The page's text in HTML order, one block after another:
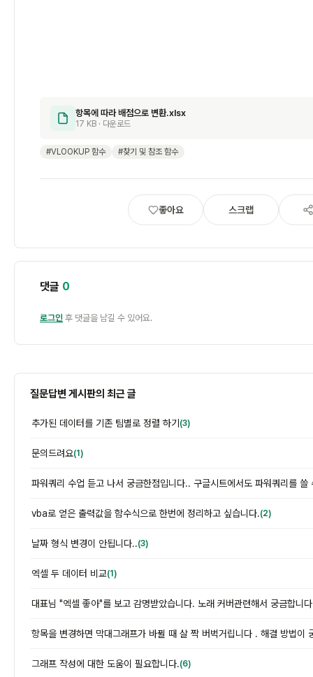
항목에 따라 배점으로 변환.xlsx
17 KB · 다운로드
#VLOOKUP 함수 #찾기 및 참조 함수
좋아요 스크랩
댓글 0
로그인 후 댓글을 남길 수 있어요.
질문답변 게시판의 최근 글
추가된 데이터를 기존 팀별로 정렬 하기 (3)
문의드려요(1)
vba로 얻은 출력값을 함수식으로 한번에 정리하고 싶습니다.(2)
날짜 형식 변경이 안됩니다..(3)
엑셀 두 데이터 비교(1)
대표님 "엑셀 좋아"를 보고 감명받았습니다. 노래 커버관련해서 궁금합니
그래프 작성에 대한 도움이 필요합니다.(6)